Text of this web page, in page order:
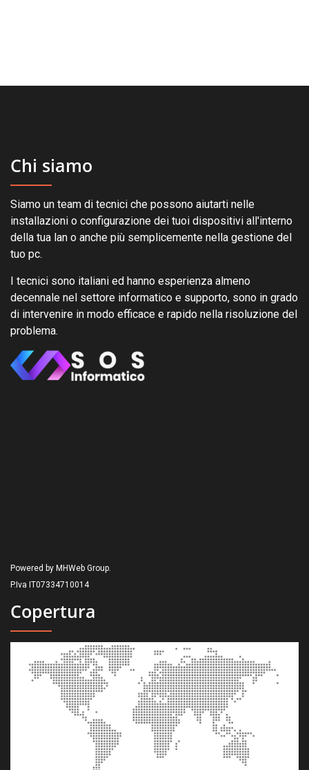
Chi siamo
Siamo un team di tecnici che possono aiutarti nelle
installazioni o configurazione dei tuoi dispositivi all'interno
della tua lan o anche più semplicemente nella gestione del
tuo pc.
I tecnici sono italiani ed hanno esperienza almeno
decennale nel settore informatico e supporto, sono in grado
di intervenire in modo efficace e rapido nella risoluzione del
problema.
Powered by MHWeb Group.
P.Iva IT07334710014
Copertura